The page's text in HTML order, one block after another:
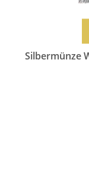
Silbermünze